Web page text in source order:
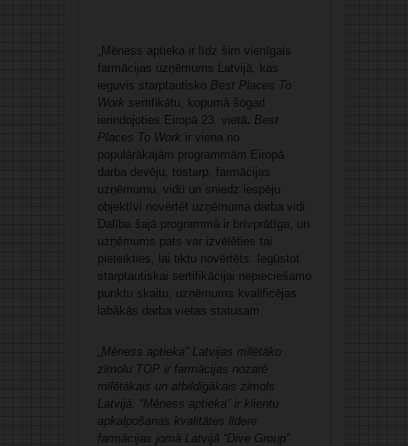
„Mēness aptieka ir līdz šim vienīgais
farmācijas uzņēmums Latvijā, kas
ieguvis starptautisko Best Places To
Work sertifikātu, kopumā šogad
ierindojoties Eiropā 23. vietā. Best
Places To Work ir viena no
populārākajām programmām Eiropā
darba devēju, tostarp, farmācijas
uzņēmumu, vidū un sniedz iespēju
objektīvi novērtēt uzņēmuma darba vidi.
Dalība šajā programmā ir brīvprātīga, un
uzņēmums pats var izvēlēties tai
pieteikties, lai tiktu novērtēts. Iegūstot
starptautiskai sertifikācijai nepieciešamo
punktu skaitu, uzņēmums kvalificējas
labākās darba vietas statusam.
„Mēness aptieka” Latvijas mīlētāko
zīmolu TOP ir farmācijas nozarē
mīlētākais un atbildīgākais zīmols
Latvijā. “Mēness aptieka” ir klientu
apkalpošanas kvalitātes līdere
farmācijas jomā Latvijā “Dive Group”